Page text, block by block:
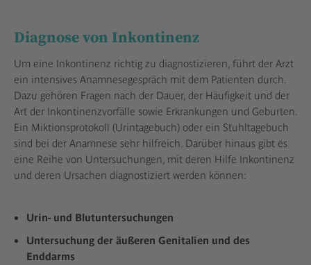
Diagnose von Inkontinenz
Um eine Inkontinenz richtig zu diagnostizieren, führt der Arzt
ein intensives Anamnesegespräch mit dem Patienten durch.
Dazu gehören Fragen nach der Dauer, der Häufigkeit und der
Art der Inkontinenzvorfälle sowie Erkrankungen und Geburten.
Ein Miktionsprotokoll (Urintagebuch) oder ein Stuhltagebuch
sind bei der Anamnese sehr hilfreich. Darüber hinaus gibt es
eine Reihe von Untersuchungen, mit deren Hilfe Inkontinenz
und deren Ursachen diagnostiziert werden können:
Urin- und Blutuntersuchungen
Untersuchung der äußeren Genitalien und des
Enddarms